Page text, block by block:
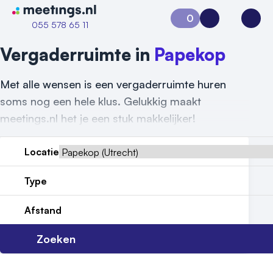
Naar home van Meetings
055 578 65 11
Vraag locatie aan
Locatiegids
Meld locatie aan
0
Aanvraag 0Inloggen
Vergaderruimte in Papekop
Met alle wensen is een vergaderruimte huren
soms nog een hele klus. Gelukkig maakt
meetings.nl het je een stuk makkelijker!
Locatie
Type
Afstand
Zoeken